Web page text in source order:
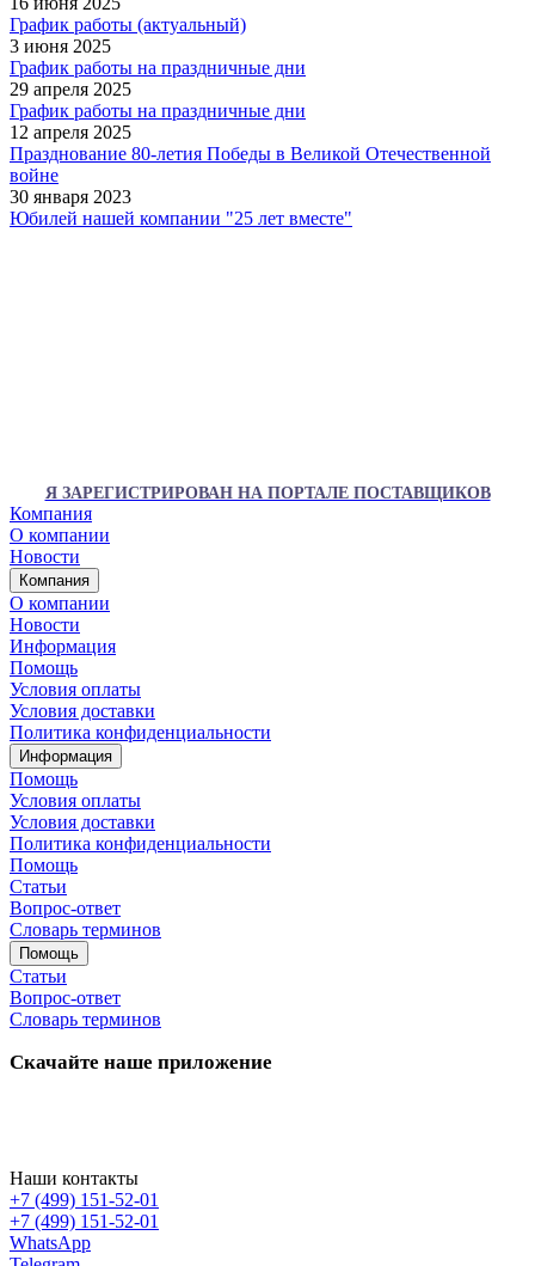
График работы (актуальный)
3 июня 2025
График работы на праздничные дни
29 апреля 2025
График работы на праздничные дни
12 апреля 2025
Празднование 80-летия Победы в Великой Отечественной
войне
30 января 2023
Юбилей нашей компании "25 лет вместе"
Я ЗАРЕГИСТРИРОВАН НА ПОРТАЛЕ ПОСТАВЩИКОВ
Компания
О компании
Новости
Компания
О компании
Новости
Информация
Помощь
Условия оплаты
Условия доставки
Политика конфиденциальности
Информация
Помощь
Условия оплаты
Условия доставки
Политика конфиденциальности
Помощь
Статьи
Вопрос-ответ
Словарь терминов
Помощь
Статьи
Вопрос-ответ
Словарь терминов
Скачайте наше приложение
Наши контакты
+7 (499) 151-52-01
+7 (499) 151-52-01
WhatsApp